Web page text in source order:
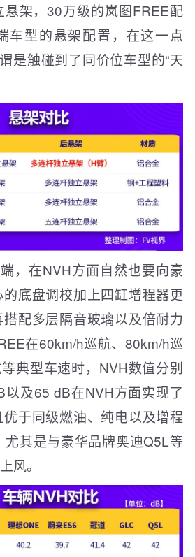
架，30万级的岚图FREE配
车型的悬架配置，在这一点
是触碰到了同价位车型的“天
，在NVH方面自然也要向豪
底盘调校加上四缸增程器更
配多层隔音玻璃以及倍耐力
在60km/h巡航、80km/h巡
典型车速时，NVH数值分别
以及65 dB在NVH方面实现了
于同级燃油、纯电以及增程
尤其是与豪华品牌奥迪Q5L等
风。